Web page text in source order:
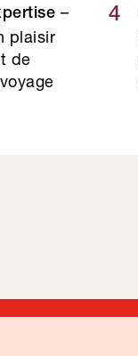
–
plaisir
de
4